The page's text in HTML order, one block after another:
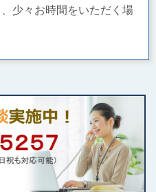
少々お時間をいただく場